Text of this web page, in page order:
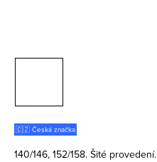
🇨🇿 Česká značka
140/146, 152/158. Šité provedení.